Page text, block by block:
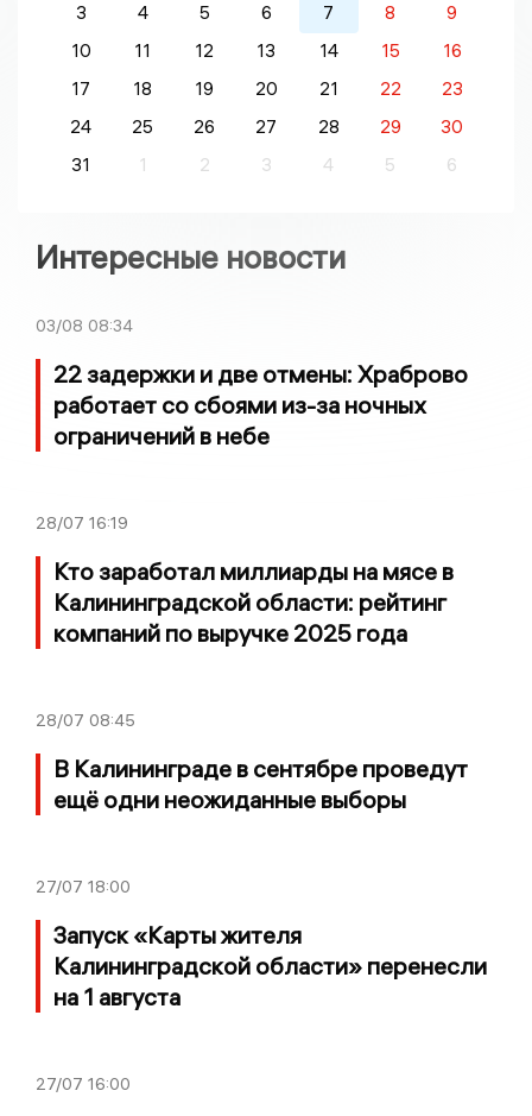
3
4 5 6 7 8
9
10
11 12 13 14 15
16
17
18 19 20 21 22
23
24
25 26 27 28 29
30
31
1 2 3 4 5 6
Интересные новости
03/08 08:34
22 задержки и две отмены: Храброво
работает со сбоями из-за ночных
ограничений в небе
28/07 16:19
Кто заработал миллиарды на мясе в
Калининградской области: рейтинг
компаний по выручке 2025 года
28/07 08:45
В Калининграде в сентябре проведут
ещё одни неожиданные выборы
27/07 18:00
Запуск «Карты жителя
Калининградской области» перенесли
на 1 августа
27/07 16:00